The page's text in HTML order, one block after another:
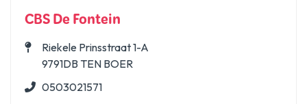
CBS De Fontein
Riekele Prinsstraat 1-A
9791DB TEN BOER
0503021571